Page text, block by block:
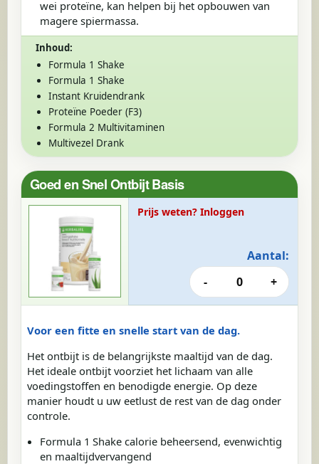
wei proteïne, kan helpen bij het opbouwen van
magere spiermassa.
Inhoud:
Formula 1 Shake
Formula 1 Shake
Instant Kruidendrank
Proteïne Poeder (F3)
Formula 2 Multivitaminen
Multivezel Drank
Goed en Snel Ontbijt Basis
Voor een fitte en snelle start van de dag.
Het ontbijt is de belangrijkste maaltijd van de dag.
Het ideale ontbijt voorziet het lichaam van alle
voedingstoffen en benodigde energie. Op deze
manier houdt u uw eetlust de rest van de dag onder
controle.
Formula 1 Shake calorie beheersend, evenwichtig
en maaltijdvervangend
Prijs weten? Inloggen
Aantal:
-
0 +